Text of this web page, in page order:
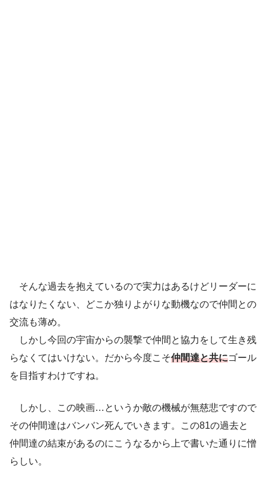
そんな過去を抱えているので実力はあるけどリーダーに
はなりたくない、どこか独りよがりな動機なので仲間との
交流も薄め。
しかし今回の宇宙からの襲撃で仲間と協力をして生き残
らなくてはいけない。だから今度こそ仲間達と共にゴール
を目指すわけですね。
しかし、この映画…というか敵の機械が無慈悲ですので
その仲間達はバンバン死んでいきます。この81の過去と
仲間達の結束があるのにこうなるから上で書いた通りに憎
らしい。